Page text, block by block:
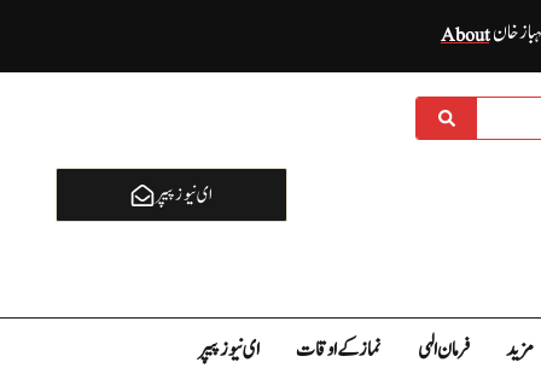
خانAbout
ای نيوز پیپر
مزید فرمان الہی نماز کے اوقات ای نيوز پیپر